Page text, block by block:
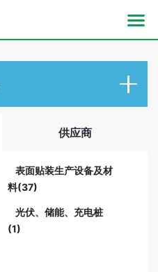
供应商
表面贴装生产设备及材
料(37)
光伏、储能、充电桩
(1)